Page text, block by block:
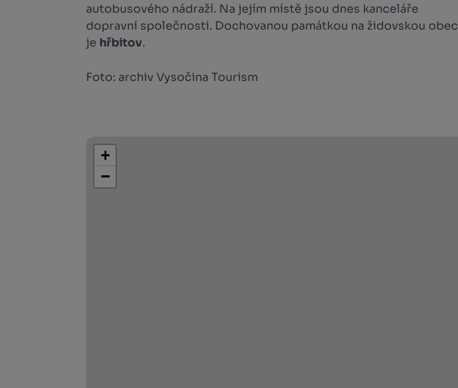
autobusového nádraží. Na jejím místě jsou dnes kanceláře
dopravní společnosti. Dochovanou památkou na židovskou obec
je hřbitov.
Foto: archiv Vysočina Tourism
+
−